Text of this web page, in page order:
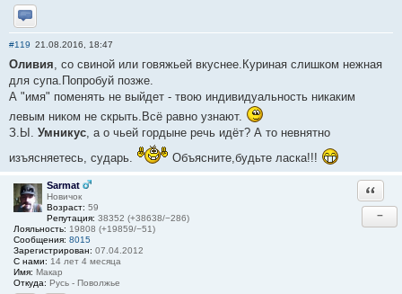
Отправить личное сообщение
#119 21.08.2016, 18:47
Оливия , со свиной или говяжьей вкуснее.Куриная слишком нежная
для супа.Попробуй позже.
А "имя" поменять не выйдет - твою индивидуальность никаким
левым ником не скрыть.Всё равно узнают.
З.Ы. Умникус , а о чьей гордыне речь идёт? А то невнятно
изъясняетесь, сударь.
Объясните,будьте ласка!!!
Sarmat
Новичок
Возраст: 59
Репутация: 38352 (+38638/−286)
Лояльность: 19808 (+19859/−51)
Сообщения: 8015
Зарегистрирован: 07.04.2012
С нами: 14 лет 4 месяца
Имя: Макар
Откуда: Русь - Поволжье
−